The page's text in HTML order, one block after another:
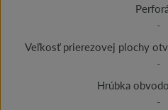
-
Veľkosť prierezovej plochy
-
Hrúbka
-